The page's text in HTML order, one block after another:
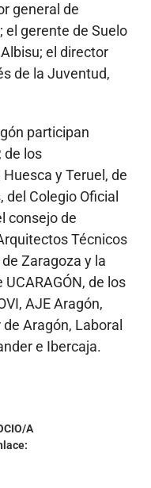
general de
el gerente de Suelo
el director
de la Juventud,
participan
de los
y Teruel, de
Colegio Oficial
consejo de
Técnicos
Zaragoza y la
de los
AJE Aragón,
Aragón, Laboral
e Ibercaja.
A